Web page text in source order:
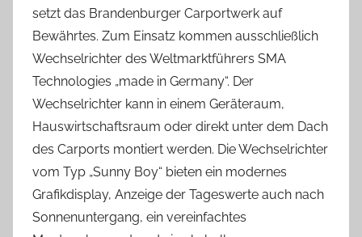
setzt das Brandenburger Carportwerk auf
Bewährtes. Zum Einsatz kommen ausschließlich
Wechselrichter des Weltmarktführers SMA
Technologies „made in Germany“. Der
Wechselrichter kann in einem Geräteraum,
Hauswirtschaftsraum oder direkt unter dem Dach
des Carports montiert werden. Die Wechselrichter
vom Typ „Sunny Boy“ bieten ein modernes
Grafikdisplay, Anzeige der Tageswerte auch nach
Sonnenuntergang, ein vereinfachtes